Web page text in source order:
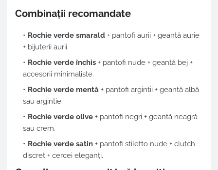
Combinații recomandate
Rochie verde smarald + pantofi aurii + geantă aurie
+ bijuterii aurii.
Rochie verde închis + pantofi nude + geantă bej +
accesorii minimaliste.
Rochie verde mentă + pantofi argintii + geantă albă
sau argintie.
Rochie verde olive + pantofi negri + geantă neagră
sau crem.
Rochie verde satin + pantofi stiletto nude + clutch
discret + cercei eleganți.